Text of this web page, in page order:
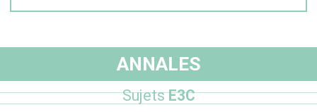
ANNALES
SujetsE3C